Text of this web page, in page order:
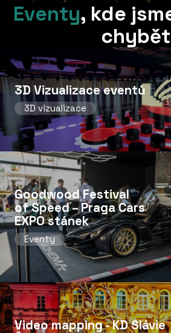
Eventy, kde
chybět
3D Vizualizace eventů
3D vizualizace
Goodwood Festival
of Speed ​​– Praga Cars
EXPO stánek
Eventy
Video mapping - KD Slávie